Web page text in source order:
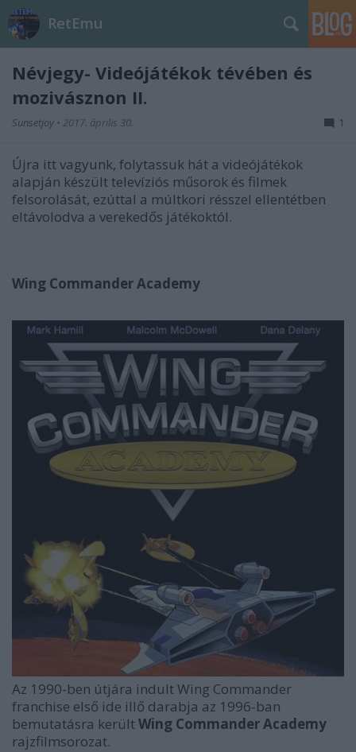
RetEmu
Névjegy- Videójátékok tévében és
mozivásznon II.
Sunsetjoy • 2017. április 30. 1
Újra itt vagyunk, folytassuk hát a videójátékok
alapján készült televíziós műsorok és filmek
felsorolását, ezúttal a múltkori résszel ellentétben
eltávolodva a verekedős játékoktól.
Wing Commander Academy
Az 1990-ben útjára indult Wing Commander
franchise első ide illő darabja az 1996-ban
bemutatásra kerültWing Commander Academy
rajzfilmsorozat.